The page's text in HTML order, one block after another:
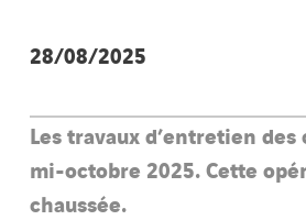
28/08/2025
Les travaux d’entretien
mi-octobre 2025. Cette
chaussée.